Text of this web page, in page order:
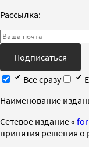
Рассылка:
Подписаться
Все сразу
Наименование
Cетевое издание «
принятия решения о